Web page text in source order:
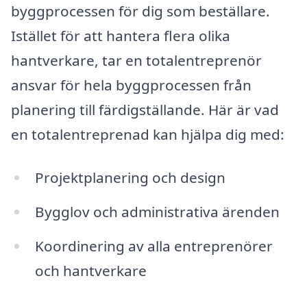
byggprocessen för dig som beställare.
Istället för att hantera flera olika
hantverkare, tar en totalentreprenör
ansvar för hela byggprocessen från
planering till färdigställande. Här är vad
en totalentreprenad kan hjälpa dig med:
Projektplanering och design
Bygglov och administrativa ärenden
Koordinering av alla entreprenörer
och hantverkare